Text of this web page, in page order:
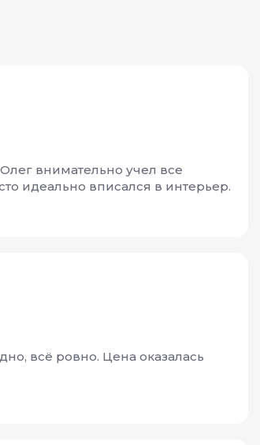
внимательно учел все
идеально вписался в интерьер.
всё ровно. Цена оказалась